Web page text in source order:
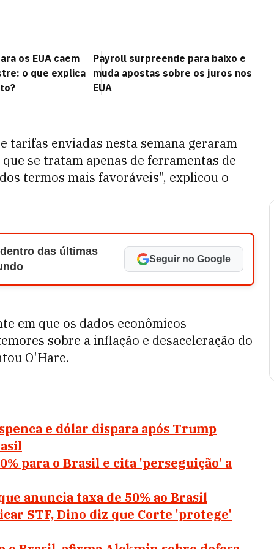
os EUA caem
o que explica
Payroll surpreende para baixo e
muda apostas sobre os juros nos
EUA
tarifas enviadas nesta semana geraram
se tratam apenas de ferramentas de
termos mais favoráveis", explicou o
das últimas
Seguir no Google
em que os dados econômicos
sobre a inflação e desaceleração do
O'Hare.
e dólar dispara após Trump
para o Brasil e cita 'perseguição' a
anuncia taxa de 50% ao Brasil
STF, Dino diz que Corte 'protege'